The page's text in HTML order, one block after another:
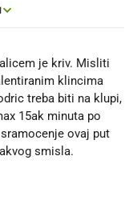
je kriv. Misliti
klincima
treba biti na klupi,
15ak minuta po
ovaj put
smisla.